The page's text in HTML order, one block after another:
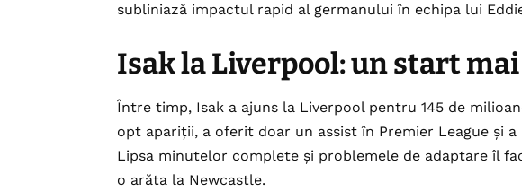
subliniază impactul rapid al germanului în echipa lui
Isak la Liverpool: un start
Între timp, Isak a ajuns la Liverpool pentru 145 de
opt apariții, a oferit doar un assist în Premier League și
Lipsa minutelor complete și problemele de adaptare îl
o arăta la Newcastle.